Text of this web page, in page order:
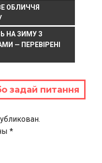
ОБЛИЧЧЯ
НА ЗИМУ З
— ПЕРЕВІРЕНІ
задай питання
*